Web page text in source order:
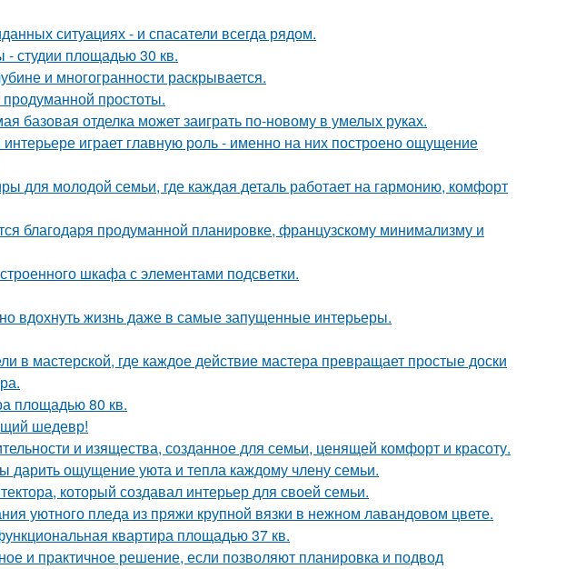
ситуациях - и спасатели всегда рядом.
- студии площадью 30 кв.
и многогранности раскрывается.
простоты.
базовая отделка может заиграть по-новому в умелых руках.
играет главную роль - именно на них построено ощущение
для молодой семьи, где каждая деталь работает на гармонию, комфорт
благодаря продуманной планировке, французскому минимализму и
шкафа с элементами подсветки.
вдохнуть жизнь даже в самые запущенные интерьеры.
в мастерской, где каждое действие мастера превращает простые доски
площадью 80 кв.
шедевр!
и изящества, созданное для семьи, ценящей комфорт и красоту.
дарить ощущение уюта и тепла каждому члену семьи.
который создавал интерьер для своей семьи.
уютного пледа из пряжи крупной вязки в нежном лавандовом цвете.
квартира площадью 37 кв.
и практичное решение, если позволяют планировка и подвод